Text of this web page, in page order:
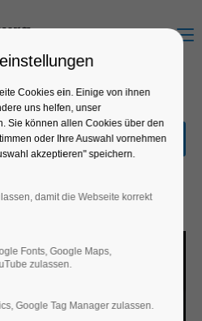
Menu
Cookies ein. Einige von ihnen
uns helfen, unser
Sie können allen Cookies über den
oder Ihre Auswahl vornehmen
akzeptieren" speichern.
damit die Webseite korrekt
Fonts, Google Maps,
zulassen.
Google Tag Manager zulassen.